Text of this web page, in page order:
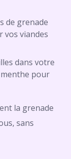
de grenade
vos viandes
dans votre
menthe pour
la grenade
sans